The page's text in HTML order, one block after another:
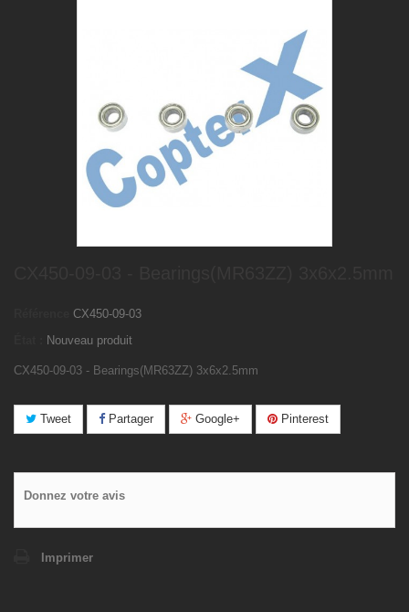
CX450-09-03
Nouveau produit
CX450-09-03 - Bearings(MR63ZZ) 3x6x2.5mm
Tweet Partager Google+ Pinterest
Donnez votre avis
Imprimer